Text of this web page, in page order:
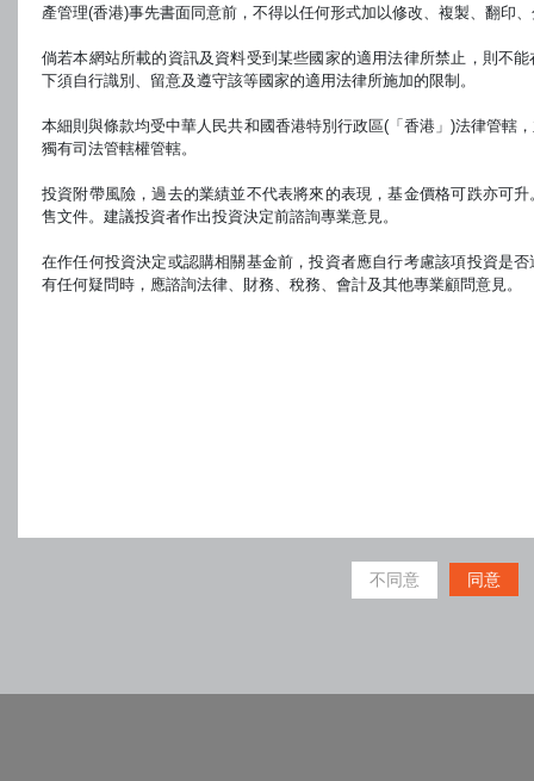
產管理(香港)事先書面同意前，不得以任何形式加以修改、複製、翻印
倘若本網站所載的資訊及資料受到某些國家的適用法律所禁止，則不
下須自行識別、留意及遵守該等國家的適用法律所施加的限制。
本細則與條款均受中華人民共和國香港特別行政區(「香港」)法律管轄
獨有司法管轄權管轄。
投資附帶風險，過去的業績並不代表將來的表現，基金價格可跌亦可
售文件。建議投資者作出投資決定前諮詢專業意見。
在作任何投資決定或認購相關基金前，投資者應自行考慮該項投資是
有任何疑問時，應諮詢法律、財務、稅務、會計及其他專業顧問意見。
不同意 同意